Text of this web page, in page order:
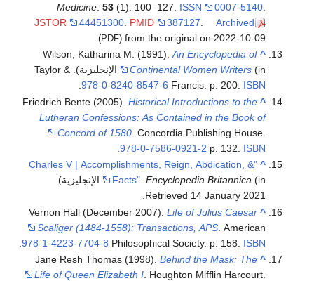
Medicine .53 (1): 100–127. ISSN 0007-5140
JSTOR
44451300 PMID 387127 Archived
(PDF) from the original on 2022-10-09.
^
Wilson, Katharina M. (1991).An Encyclopedia of
Continental Women Writers
(in الإنجليزية). Taylor &
Francis. p. 200. ISBN
978-0-8240-8547-6
.
^
Friedrich Bente (2005).Historical Introductions to the
Lutheran Confessions: As Contained in the Book of
Concord of 1580 . Concordia Publishing House.
p. 132. ISBN
978-0-7586-0921-2
.
^
"Charles V | Accomplishments, Reign, Abdication, &
Facts" .Encyclopedia Britannica (in الإنجليزية)
.
Retrieved 14 January 2021
^
Vernon Hall (December 2007).Life of Julius Caesar
Scaliger (1484-1558): Transactions, APS . American
Philosophical Society. p. 158. ISBN
978-1-4223-7704-8
.
^
Jane Resh Thomas (1998).Behind the Mask: The
Life of Queen Elizabeth I . Houghton Mifflin Harcourt.